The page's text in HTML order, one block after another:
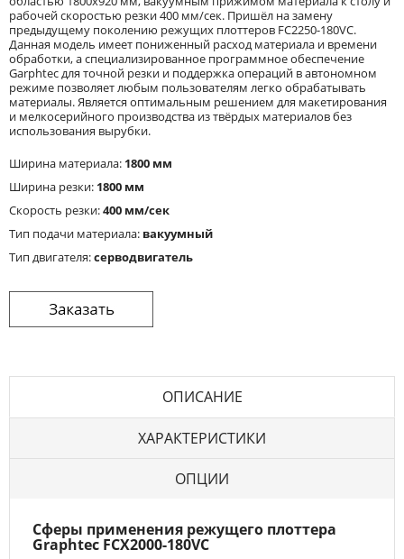
рабочей скоростью резки 400 мм/сек. Пришёл на замену
предыдущему поколению режущих плоттеров FC2250-180VC.
Данная модель имеет пониженный расход материала и времени
обработки, а специализированное программное обеспечение
Garphtec для точной резки и поддержка операций в автономном
режиме позволяет любым пользователям легко обрабатывать
материалы. Является оптимальным решением для макетирования
и мелкосерийного производства из твёрдых материалов без
использования вырубки.
Ширина материала: 1800 мм
Ширина резки: 1800 мм
Скорость резки:400 мм/сек
Тип подачи материала: вакуумный
Тип двигателя:серводвигатель
ОПИСАНИЕ
ХАРАКТЕРИСТИКИ
ОПЦИИ
Сферы применения режущего плоттера
Graphtec FCX2000-180VC